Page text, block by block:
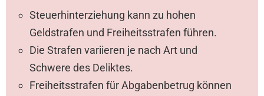
Steuerhinterziehung kann zu hohen
Geldstrafen und Freiheitsstrafen führen.
Die Strafen variieren je nach Art und
Schwere des Deliktes.
Freiheitsstrafen für Abgabenbetrug können